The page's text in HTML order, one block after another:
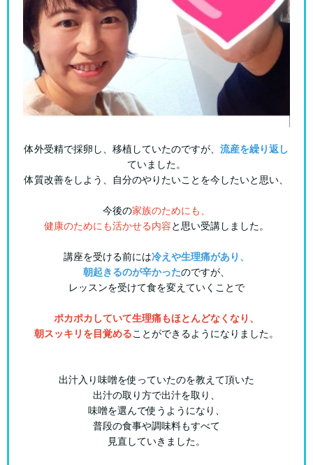
体外受精で採卵し、移植していたのですが、 流産を繰り返し
ていました。
体質改善をしよう、自分のやりたいことを今したいと思い、
今後の家族のためにも、
健康のためにも活かせる内容と思い受講しました。
講座を受ける前には冷えや生理痛があり、
朝起きるのが辛かったのですが、
レッスンを受けて食を変えていくことで
ポカポカしていて生理痛もほとんどなくなり、
朝スッキリを目覚めることができるようになりました。
出汁入り味噌を使っていたのを教えて頂いた
出汁の取り方で出汁を取り、
味噌を選んで使うようになり、
普段の食事や調味料もすべて
見直していきました。